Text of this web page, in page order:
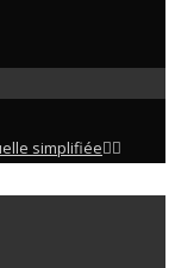
simplifiée